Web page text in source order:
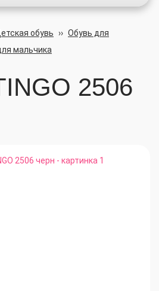
обувь ›› Обувь для
мальчика
2506